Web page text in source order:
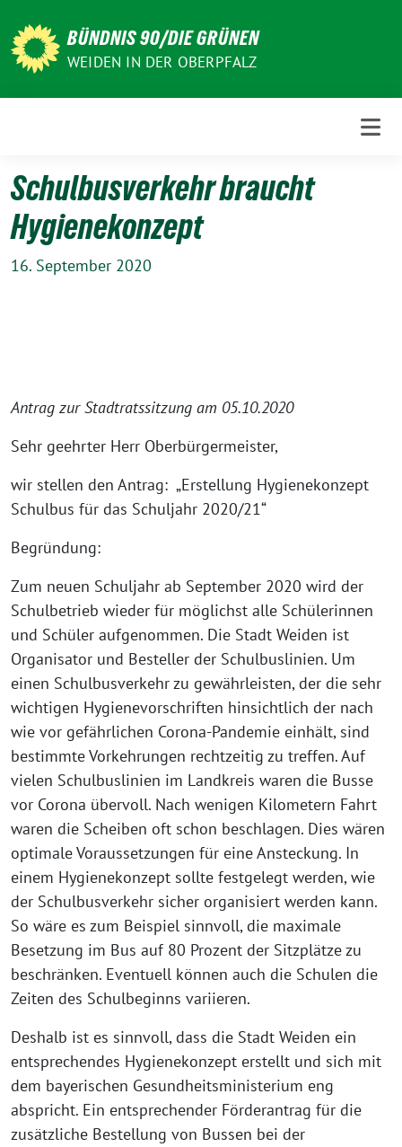
zum
Inhalt
BÜNDNIS 90/DIE GRÜNEN
WEIDEN IN DER OBERPFALZ
Schulbusverkehr braucht
Hygienekonzept
16. September 2020
Antrag zur Stadtratssitzung am 05.10.2020
Sehr geehrter Herr Oberbürgermeister,
wir stellen den Antrag: „Erstellung Hygienekonzept
Schulbus für das Schuljahr 2020/21“
Begründung:
Zum neuen Schuljahr ab September 2020 wird der
Schulbetrieb wieder für möglichst alle Schülerinnen
und Schüler aufgenommen. Die Stadt Weiden ist
Organisator und Besteller der Schulbuslinien. Um
einen Schulbusverkehr zu gewährleisten, der die sehr
wichtigen Hygienevorschriften hinsichtlich der nach
wie vor gefährlichen Corona-Pandemie einhält, sind
bestimmte Vorkehrungen rechtzeitig zu treffen. Auf
vielen Schulbuslinien im Landkreis waren die Busse
vor Corona übervoll. Nach wenigen Kilometern Fahrt
waren die Scheiben oft schon beschlagen. Dies wären
optimale Voraussetzungen für eine Ansteckung. In
einem Hygienekonzept sollte festgelegt werden, wie
der Schulbusverkehr sicher organisiert werden kann.
So wäre es zum Beispiel sinnvoll, die maximale
Besetzung im Bus auf 80 Prozent der Sitzplätze zu
beschränken. Eventuell können auch die Schulen die
Zeiten des Schulbeginns variieren.
Deshalb ist es sinnvoll, dass die Stadt Weiden ein
entsprechendes Hygienekonzept erstellt und sich mit
dem bayerischen Gesundheitsministerium eng
abspricht. Ein entsprechender Förderantrag für die
zusätzliche Bestellung von Bussen bei der